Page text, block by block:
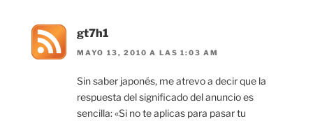
gt7h1
MAYO 13, 2010 A LAS 1:03 AM
Sin saber japonés, me atrevo a decir que la
respuesta del significado del anuncio es
sencilla: «Si no te aplicas para pasar tu